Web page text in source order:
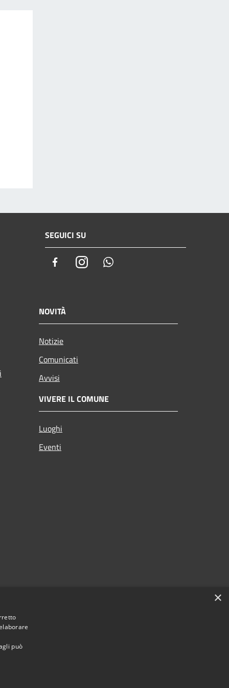
SEGUICI SU
FacebookInstagram
NOVITÀ
Notizie
Comunicati
Avvisi
VIVERE IL COMUNE
Luoghi
Eventi
×
può